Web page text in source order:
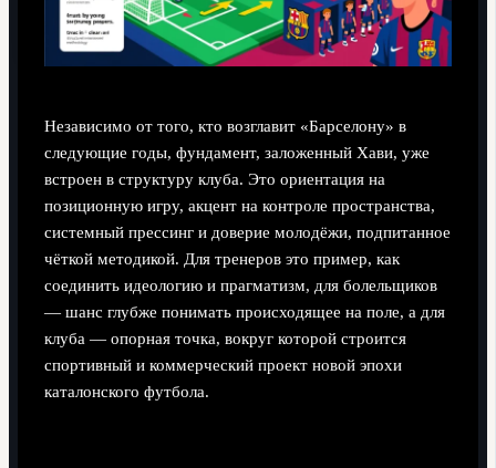
Независимо от того, кто возглавит «Барселону» в
следующие годы, фундамент, заложенный Хави, уже
встроен в структуру клуба. Это ориентация на
позиционную игру, акцент на контроле пространства,
системный прессинг и доверие молодёжи, подпитанное
чёткой методикой. Для тренеров это пример, как
соединить идеологию и прагматизм, для болельщиков
— шанс глубже понимать происходящее на поле, а для
клуба — опорная точка, вокруг которой строится
спортивный и коммерческий проект новой эпохи
каталонского футбола.